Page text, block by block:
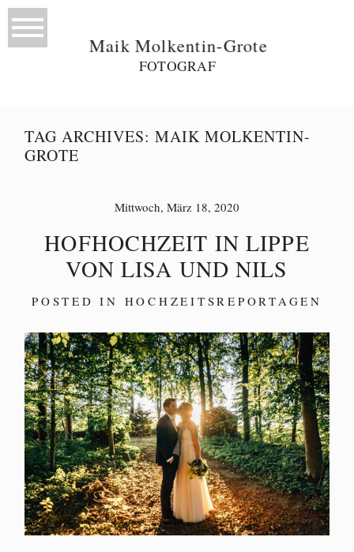
Maik Molkentin-Grote
FOTOGRAF
TAG ARCHIVES:MAIK MOLKENTIN-
GROTE
Mittwoch, März 18, 2020
HOFHOCHZEIT IN LIPPE
VON LISA UND NILS
POSTED IN HOCHZEITSREPORTAGEN